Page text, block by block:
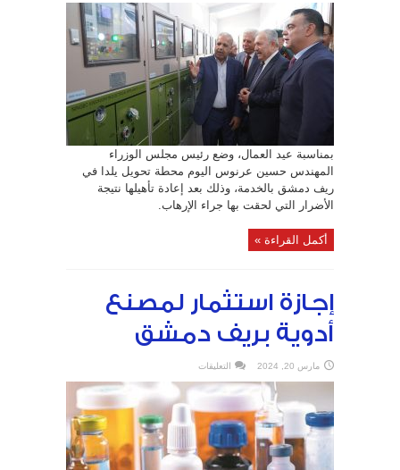
30
ميغا
فولط
أمبير..
وضع
محطة
تحويل
يلدا
في
ريف
دمشق
بالخدمة..
مغلقة
بمناسبة عيد العمال، وضع رئيس مجلس الوزراء
المهندس حسين عرنوس اليوم محطة تحويل يلدا في
ريف دمشق بالخدمة، وذلك بعد إعادة تأهيلها نتيجة
الأضرار التي لحقت بها جراء الإرهاب.
أكمل القراءة »
إجازة استثمار لمصنع
أدوية بريف دمشق
مارس 20, 2024 التعليقات
استثمار
أدوية
بريف
دمشق
مغلقة